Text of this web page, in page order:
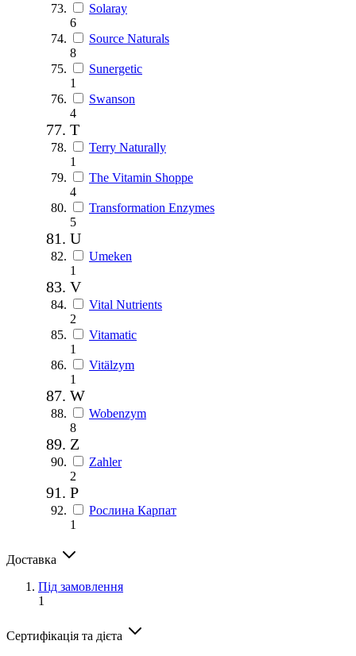
Solaray
6
Source Naturals
8
Sunergetic
1
Swanson
4
T
Terry Naturally
1
The Vitamin Shoppe
4
Transformation Enzymes
5
U
Umeken
1
V
Vital Nutrients
2
Vitamatic
1
Vitälzym
1
W
Wobenzym
8
Z
Zahler
2
Р
Рослина Карпат
1
Доставка
Під замовлення
1
Сертифікація та дієта